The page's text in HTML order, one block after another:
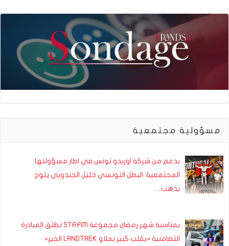
مسؤولية مجتمعية
بدعم من شركة اوريدو تونس في اطار مسؤولتها
المجتمعية: البطل التونسي خليل الجندوبي يتوج
بذهب…
بمناسبة شهر رمضان مجموعة STAFIM تطلق المبادرة
التضامنية «بقلب كبير نملاو LANDTREK الخير»